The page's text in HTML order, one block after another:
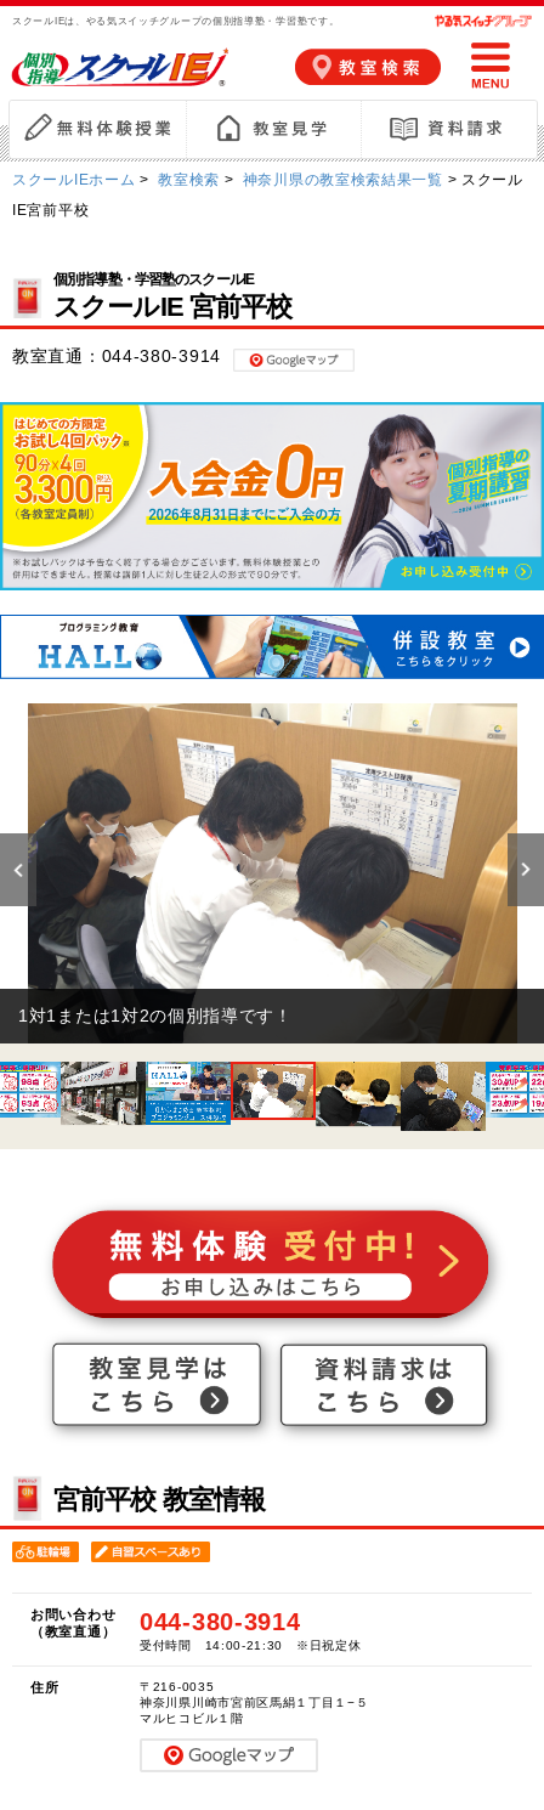
スクールIEは、やる気スイッチグループの個別指導塾・学習塾です。
スクールIEホーム > 教室検索 > 神奈川県の教室検索結果一覧 > スクール
IE宮前平校
個別指導塾・学習塾のスクールIE
スクールIE 宮前平校
教室直通： 044‐380‐3914
一人ひとりに合わせて指導しています！
宮前平校 教室情報
お問い合わせ
（教室直通）
044‐380‐3914
受付時間 14:00-21:30 ※日祝定休
住所
〒216-0035
神奈川県川崎市宮前区馬絹１丁目１−５
マルヒコビル１階